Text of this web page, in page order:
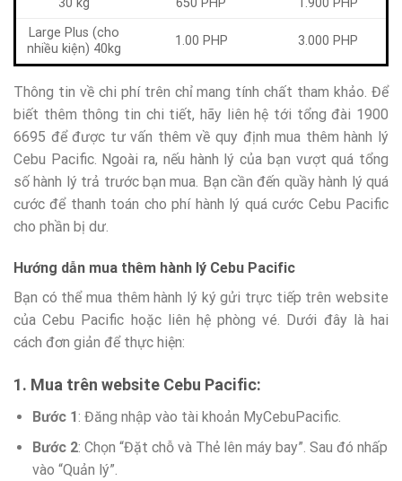
30 kg
650 PHP
1.900 PHP
Large Plus (cho
nhiều kiện) 40kg
1.00 PHP 3.000 PHP
Thông tin về chi phí trên chỉ mang tính chất tham khảo. Để
biết thêm thông tin chi tiết, hãy liên hệ tới tổng đài 1900
6695 để được tư vấn thêm về quy định mua thêm hành lý
Cebu Pacific. Ngoài ra, nếu hành lý của bạn vượt quá tổng
số hành lý trả trước bạn mua. Bạn cần đến quầy hành lý quá
cước để thanh toán cho phí hành lý quá cước Cebu Pacific
cho phần bị dư.
Hướng dẫn mua thêm hành lý Cebu Pacific
Bạn có thể mua thêm hành lý ký gửi trực tiếp trên website
của Cebu Pacific hoặc liên hệ phòng vé. Dưới đây là hai
cách đơn giản để thực hiện:
1. Mua trên website Cebu Pacific:
Bước 1: Đăng nhập vào tài khoản MyCebuPacific.
Bước 2: Chọn “Đặt chỗ và Thẻ lên máy bay”. Sau đó nhấp
vào “Quản lý”.